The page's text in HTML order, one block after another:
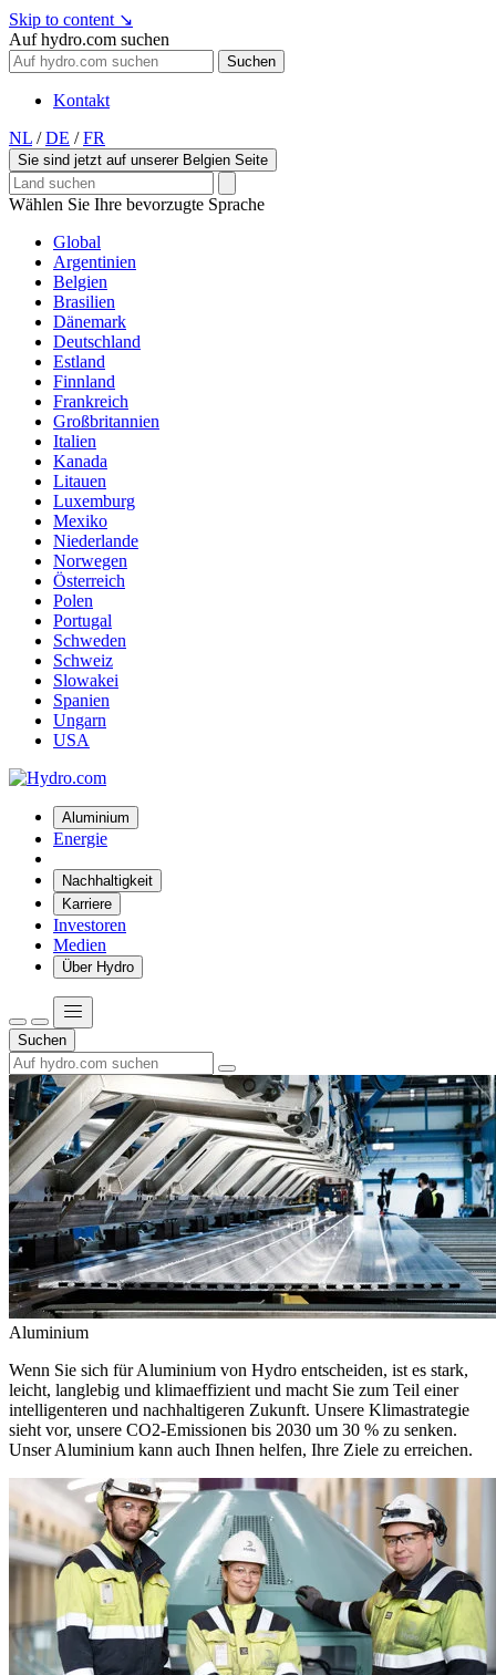
Skip to content ↘
Auf hydro.com suchen
Suchen
Kontakt
NL / DE / FR
Sie sind jetzt auf unserer Belgien Seite
Wählen Sie Ihre bevorzugte Sprache
Global
Argentinien
Belgien
Brasilien
Dänemark
Deutschland
Estland
Finnland
Frankreich
Großbritannien
Italien
Kanada
Litauen
Luxemburg
Mexiko
Niederlande
Norwegen
Österreich
Polen
Portugal
Schweden
Schweiz
Slowakei
Spanien
Ungarn
USA
Aluminium
Energie
Nachhaltigkeit
Karriere
Investoren
Medien
Über Hydro
Suchen
Aluminium
Wenn Sie sich für Aluminium von Hydro entscheiden, ist es stark,
leicht, langlebig und klimaeffizient und macht Sie zum Teil einer
intelligenteren und nachhaltigeren Zukunft. Unsere Klimastrategie
sieht vor, unsere CO2-Emissionen bis 2030 um 30 % zu senken.
Unser Aluminium kann auch Ihnen helfen, Ihre Ziele zu erreichen.